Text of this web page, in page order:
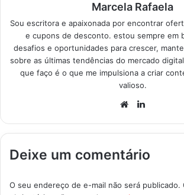
Marcela Rafaela
Sou escritora e apaixonada por encontrar
e cupons de desconto. estou sempre em
desafios e oportunidades para crescer,
sobre as últimas tendências do mercado
que faço é o que me impulsiona a criar
valioso.
Website
Deixe um comentário
O seu endereço de e-mail não será publicado.